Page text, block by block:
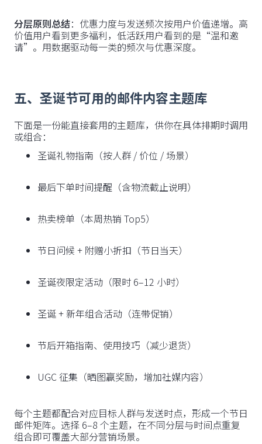
分层原则总结：优惠力度与发送频次按用户价值递增。高
价值用户看到更多福利，低活跃用户看到的是“温和邀
请”。用数据驱动每一类的频次与优惠深度。
五、圣诞节可用的邮件内容主题库
下面是一份能直接套用的主题库，供你在具体排期时调用
或组合：
圣诞礼物指南（按人群 / 价位 / 场景）
最后下单时间提醒（含物流截止说明）
热卖榜单（本周热销 Top5）
节日问候 + 附赠小折扣（节日当天）
圣诞夜限定活动（限时 6–12 小时）
圣诞 + 新年组合活动（连带促销）
节后开箱指南、使用技巧（减少退货）
UGC 征集（晒图赢奖励，增加社媒内容）
每个主题都配合对应目标人群与发送时点，形成一个节日
邮件矩阵。选择 6–8 个主题，在不同分层与时间点重复
组合即可覆盖大部分营销场景。